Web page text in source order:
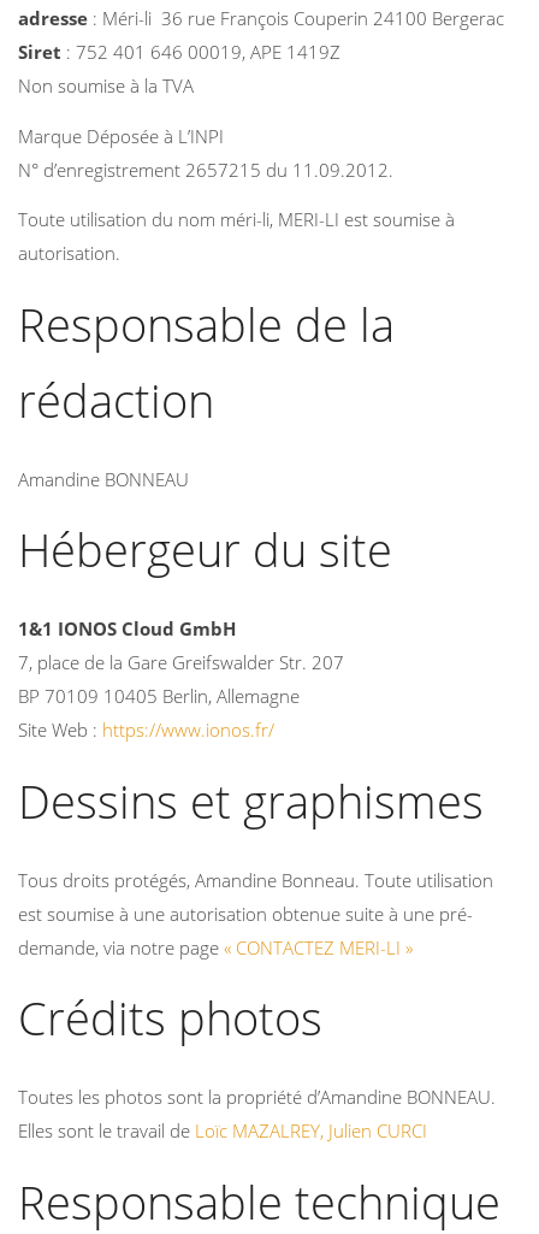
adresse : Méri-li 36 rue François Couperin 24100 Bergerac
Siret : 752 401 646 00019, APE 1419Z
Non soumise à la TVA
Marque Déposée à L’INPI
N° d’enregistrement 2657215 du 11.09.2012.
Toute utilisation du nom méri-li, MERI-LI est soumise à
autorisation.
Responsable de la
rédaction
Amandine BONNEAU
Hébergeur du site
1&1 IONOS Cloud GmbH
7, place de la Gare Greifswalder Str. 207
BP 70109 10405 Berlin, Allemagne
Site Web : https://www.ionos.fr/
Dessins et graphismes
Tous droits protégés, Amandine Bonneau. Toute utilisation
est soumise à une autorisation obtenue suite à une pré-
demande, via notre page « CONTACTEZ MERI-LI »
Crédits photos
Toutes les photos sont la propriété d’Amandine BONNEAU.
Elles sont le travail de Loïc MAZALREY, Julien CURCI
Responsable technique